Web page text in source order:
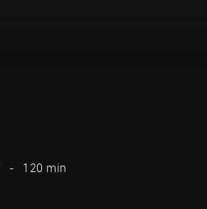
120 min